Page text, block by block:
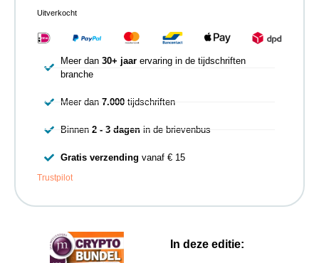
In deze editie:
Uitverkocht
Meer dan 30+ jaarervaring in de tijdschriften
branche
Meer dan 7.000tijdschriften
Binnen 2 - 3 dagenin de brievenbus
Gratis verzending vanaf € 15
Trustpilot